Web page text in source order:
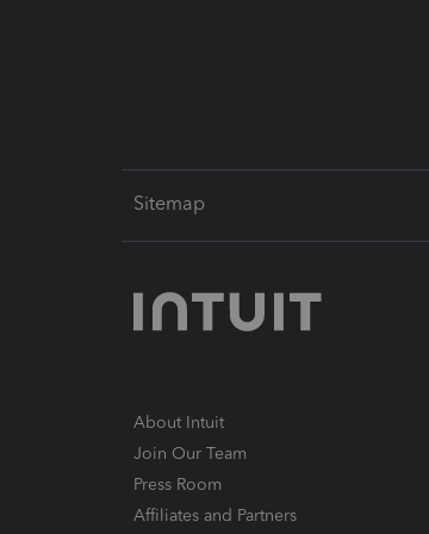
Sitemap
About Intuit
Join Our Team
Press Room
Affiliates and Partners